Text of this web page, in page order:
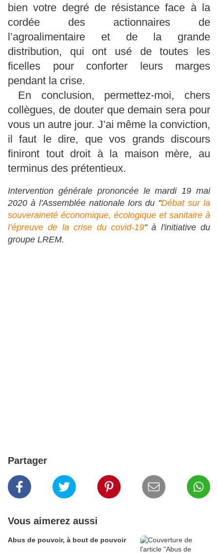
bien votre degré de résistance face à la
cordée des actionnaires de
l’agroalimentaire et de la grande
distribution, qui ont usé de toutes les
ficelles pour conforter leurs marges
pendant la crise.
En conclusion, permettez-moi, chers
collègues, de douter que demain sera pour
vous un autre jour. J’ai même la conviction,
il faut le dire, que vos grands discours
finiront tout droit à la maison mère, au
terminus des prétentieux.
Intervention générale prononcée le mardi 19 mai
2020 à l'Assemblée nationale lors du "Débat sur la
souveraineté économique, écologique et sanitaire à
l’épreuve de la crise du covid-19" à l'initiative du
groupe LREM.
Partager
Vous aimerez aussi
Abus de pouvoir, à bout de pouvoir